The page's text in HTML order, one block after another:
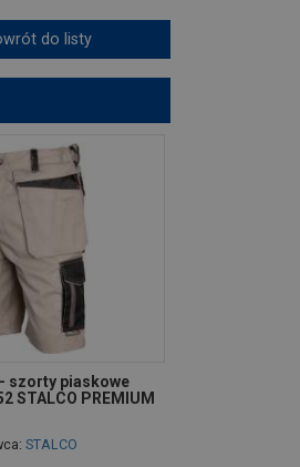
do listy
szorty piaskowe
STALCO PREMIUM
STALCO